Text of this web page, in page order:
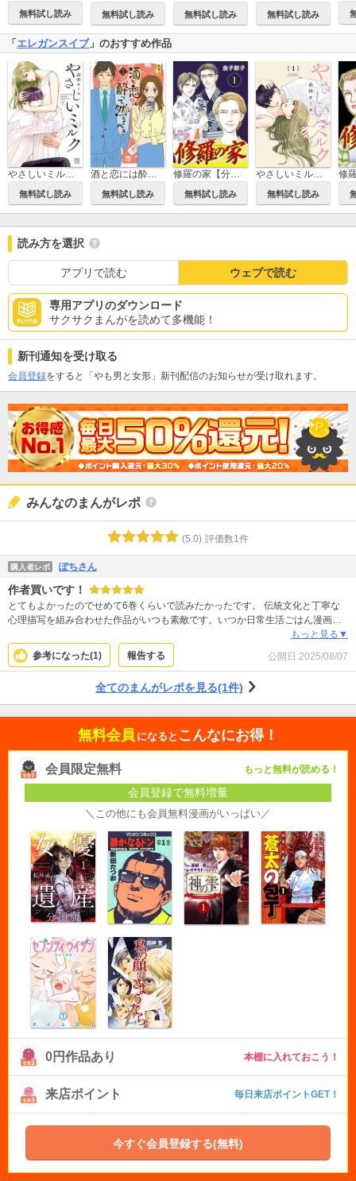
無料試し読み 無料試し読み 無料試し読み 無料試し読み
「エレガンスイブ」のおすすめ作品
やさしいミルク【電子単行本】
無料試し読み
酒と恋には酔って然るべき【電子単行本】
無料試し読み
修羅の家【分冊版】
無料試し読み
やさしいミルク【分冊版】
無料試し読み
修
読み方を選択
アプリで読む ウェブで読む
専用アプリのダウンロード
サクサクまんがを読めて多機能！
新刊通知を受け取る
会員登録をすると「やも男と女形」新刊配信のお知らせが受け取れます。
みんなのまんがレポ
(5.0) 評価数1件
購入者レポ ぽちさん
作者買いです！
とてもよかったのでせめて6巻くらいで読みたかったです。 伝統文化と丁寧な
心理描写を組み合わせた作品がいつも素敵です。いつか日常生活ごはん漫画や
もっと見る▼
参考になった(1) 報告する 公開日:2025/08/07
全てのまんがレポを見る(1件)
無料会員 になると こんなにお得！
会員限定無料 もっと無料が読める！
会員登録で無料増量
＼この他にも会員無料漫画がいっぱい／
0円作品あり 本棚に入れておこう！
来店ポイント 毎日来店ポイントGET！
今すぐ会員登録する(無料)